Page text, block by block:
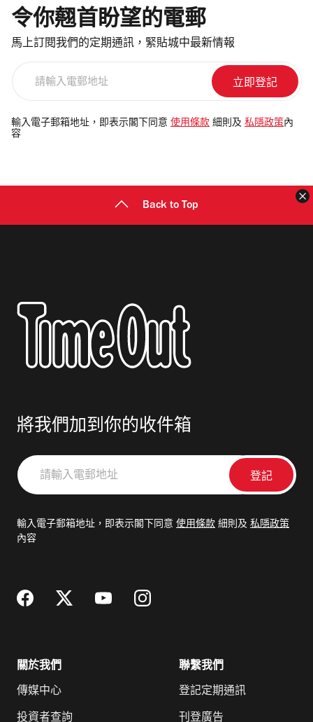
令你翹首盼望的電郵
馬上訂閱我們的定期通訊，緊貼城中最新情報
電
郵
輸入電子郵箱地址，即表示閣下同意 使用條款 細則及 私隱政策 內
容
Back to Top
將我們加到你的收件箱
請
輸
郵
輸入電子郵箱地址，即表示閣下同意 使用條款 細則及 私隱政策
內容
關於我們
傳媒中心
投資者查詢
聯繫我們
登記定期通訊
刊登廣告